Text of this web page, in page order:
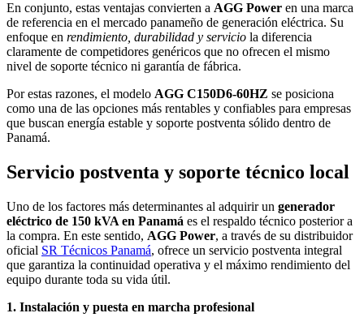
En conjunto, estas ventajas convierten a AGG Power en una marca
de referencia en el mercado panameño de generación eléctrica. Su
enfoque en rendimiento, durabilidad y servicio la diferencia
claramente de competidores genéricos que no ofrecen el mismo
nivel de soporte técnico ni garantía de fábrica.
Por estas razones, el modelo AGG C150D6-60HZ se posiciona
como una de las opciones más rentables y confiables para empresas
que buscan energía estable y soporte postventa sólido dentro de
Panamá.
Servicio postventa y soporte técnico local
Uno de los factores más determinantes al adquirir un generador
eléctrico de 150 kVA en Panamá es el respaldo técnico posterior a
la compra. En este sentido, AGG Power, a través de su distribuidor
oficial SR Técnicos Panamá, ofrece un servicio postventa integral
que garantiza la continuidad operativa y el máximo rendimiento del
equipo durante toda su vida útil.
1. Instalación y puesta en marcha profesional